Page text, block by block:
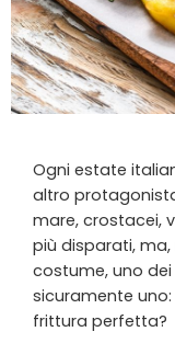
Ogni estate
altro
mare, crostacei,
più disparati,
costume, uno
sicuramente
frittura perfetta?